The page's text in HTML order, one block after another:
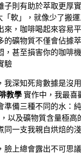
子則有助於萃取更厚
「軟」，就像少了搬
來，咖啡喝起來容易
的礦物質不僅會佔據
，甚至損害你的咖啡
驗
我深知死背數據是沒
教學 實作中，我最喜
準備三種不同的水：
以及礦物質含量極高
同一支我親自烘焙的
臉上總會露出不可思